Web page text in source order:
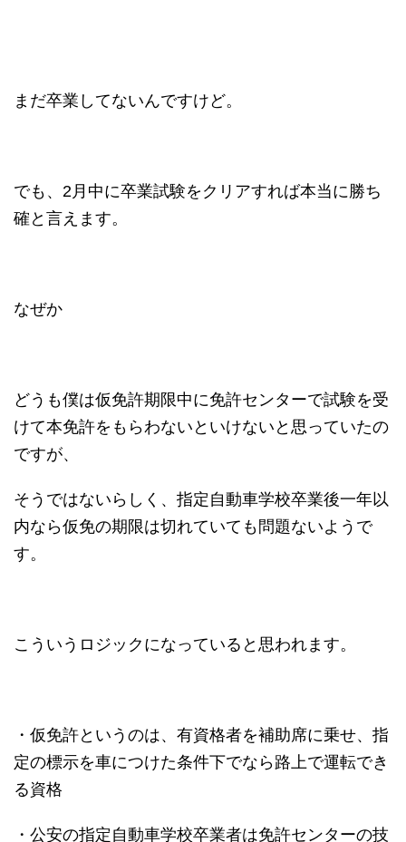
まだ卒業してないんですけど。
でも、2月中に卒業試験をクリアすれば本当に勝ち
確と言えます。
なぜか
どうも僕は仮免許期限中に免許センターで試験を受
けて本免許をもらわないといけないと思っていたの
ですが、
そうではないらしく、指定自動車学校卒業後一年以
内なら仮免の期限は切れていても問題ないようで
す。
こういうロジックになっていると思われます。
・仮免許というのは、有資格者を補助席に乗せ、指
定の標示を車につけた条件下でなら路上で運転でき
る資格
・公安の指定自動車学校卒業者は免許センターの技